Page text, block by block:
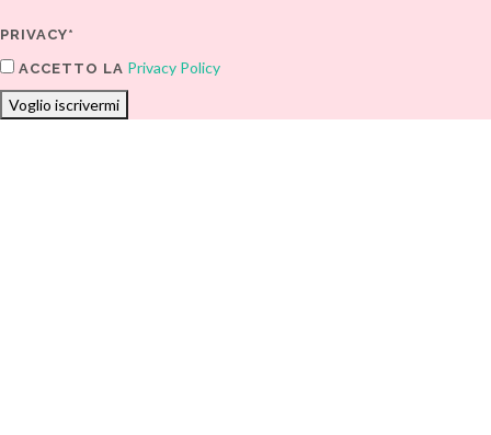
PRIVACY*
ACCETTO LA Privacy Policy
Voglio iscrivermi